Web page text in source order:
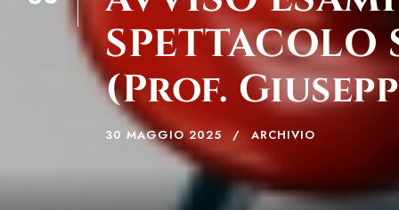
SPETTACOLO
(Prof.
30 MAGGIO 2025 ARCHIVIO